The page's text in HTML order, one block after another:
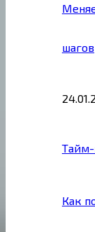
шагов
Как